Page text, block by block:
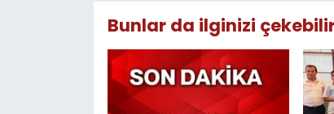
Bunlar da ilginizi